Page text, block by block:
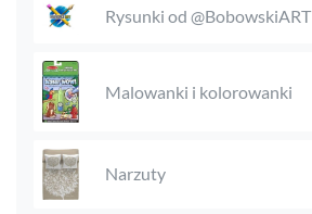
Rysunki od @BobowskiART
Malowanki i kolorowanki
Narzuty